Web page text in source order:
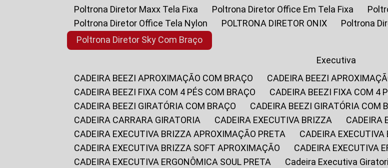
Poltrona Diretor Maxx Tela Fixa
Poltrona Diretor Office Em Tela Fixa
Poltrona Diretor Office Tela Nylon
POLTRONA DIRETOR ONIX
Poltrona
Poltrona Diretor Sky Com Braço
Executiva
CADEIRA BEEZI APROXIMAÇÃO COM BRAÇO
CADEIRA BEEZI
CADEIRA BEEZI FIXA COM 4 PÉS COM BRAÇO
CADEIRA BEEZI FIXA COM 4
CADEIRA BEEZI GIRATÓRIA COM BRAÇO
CADEIRA BEEZI GIRATÓRIA COM
CADEIRA CARRARA GIRATORIA
CADEIRA EXECUTIVA BRIZZA
CADEIRA EXECUTIVA BRIZZA APROXIMAÇÃO PRETA
CADEIRA
CADEIRA EXECUTIVA BRIZZA SOFT APROXIMAÇÃO
CADEIRA EXECUTIVA
CADEIRA EXECUTIVA ERGONÔMICA SOUL PRETA
Cadeira Executiva